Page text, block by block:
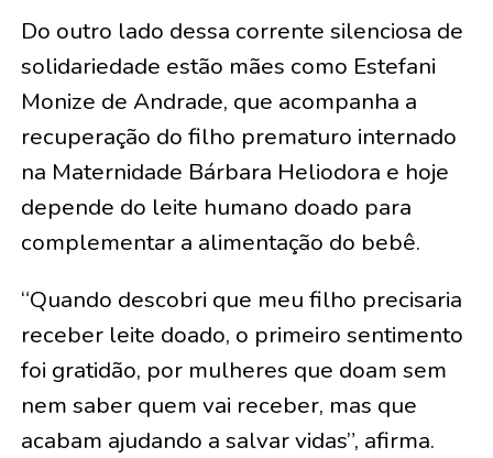
Do outro lado dessa corrente silenciosa de
solidariedade estão mães como Estefani
Monize de Andrade, que acompanha a
recuperação do filho prematuro internado
na Maternidade Bárbara Heliodora e hoje
depende do leite humano doado para
complementar a alimentação do bebê.
“Quando descobri que meu filho precisaria
receber leite doado, o primeiro sentimento
foi gratidão, por mulheres que doam sem
nem saber quem vai receber, mas que
acabam ajudando a salvar vidas”, afirma.